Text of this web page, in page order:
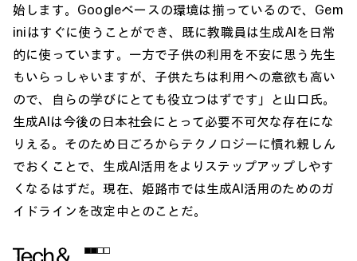
始します。Googleベースの環境は揃っているので、Gem
iniはすぐに使うことができ、既に教職員は生成AIを日常
的に使っています。一方で子供の利用を不安に思う先生
もいらっしゃいますが、子供たちは利用への意欲も高い
ので、自らの学びにとても役立つはずです」と山口氏。
生成AIは今後の日本社会にとって必要不可欠な存在にな
りえる。そのため日ごろからテクノロジーに慣れ親しん
でおくことで、生成AI活用をよりステップアップしやす
くなるはずだ。現在、姫路市では生成AI活用のためのガ
イドラインを改定中とのことだ。